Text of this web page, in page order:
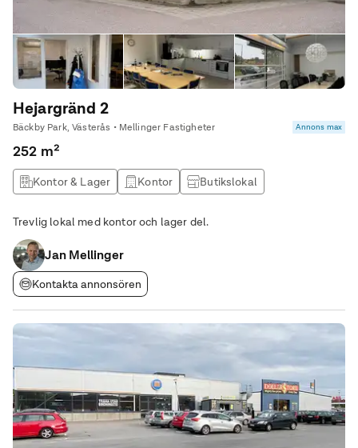
Hejargränd 2
Bäckby Park, Västerås • Mellinger Fastigheter Annons max
252 m²
Kontor & Lager Kontor
Butikslokal
Trevlig lokal med kontor och lager del.
Jan Mellinger
Kontakta annonsören